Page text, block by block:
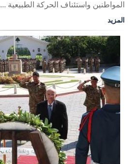
المواطنين واستئناف الحركة الطبيعية ...
المزيد